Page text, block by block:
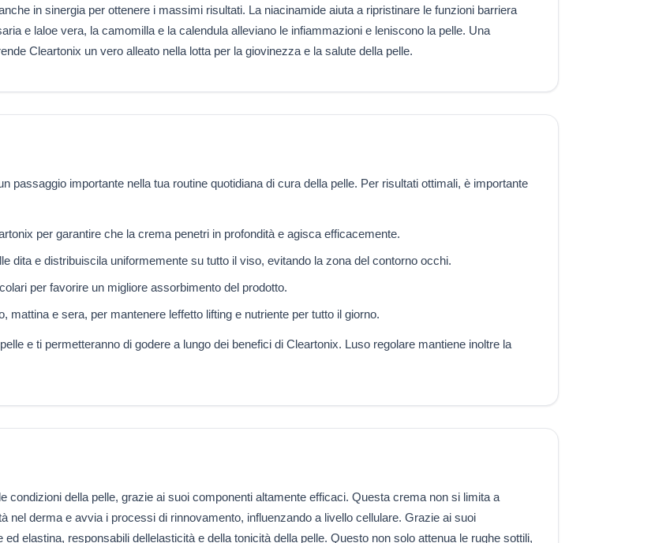
in sinergia per ottenere i massimi risultati. La niacinamide aiuta a ripristinare le funzioni barriera
e laloe vera, la camomilla e la calendula alleviano le infiammazioni e leniscono la pelle. Una
Cleartonix un vero alleato nella lotta per la giovinezza e la salute della pelle.
passaggio importante nella tua routine quotidiana di cura della pelle. Per risultati ottimali, è importante
per garantire che la crema penetri in profondità e agisca efficacemente.
dita e distribuiscila uniformemente su tutto il viso, evitando la zona del contorno occhi.
per favorire un migliore assorbimento del prodotto.
mattina e sera, per mantenere leffetto lifting e nutriente per tutto il giorno.
e ti permetteranno di godere a lungo dei benefici di Cleartonix. Luso regolare mantiene inoltre la
condizioni della pelle, grazie ai suoi componenti altamente efficaci. Questa crema non si limita a
nel derma e avvia i processi di rinnovamento, influenzando a livello cellulare. Grazie ai suoi
elastina, responsabili dellelasticità e della tonicità della pelle. Questo non solo attenua le rughe sottili,